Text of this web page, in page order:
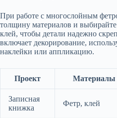
При работе с многослойным
толщину материалов и
клей, чтобы детали надежно
включает декорирование,
наклейки или аппликацию.
Проект Материалы
Записная
книжка
Фетр, клей